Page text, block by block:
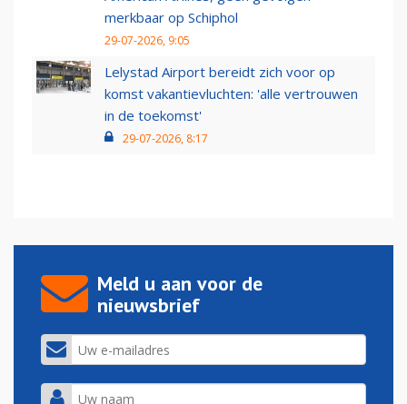
merkbaar op Schiphol
29-07-2026, 9:05
Lelystad Airport bereidt zich voor op
komst vakantievluchten: 'alle vertrouwen
in de toekomst'
29-07-2026, 8:17
Meld u aan voor de
nieuwsbrief